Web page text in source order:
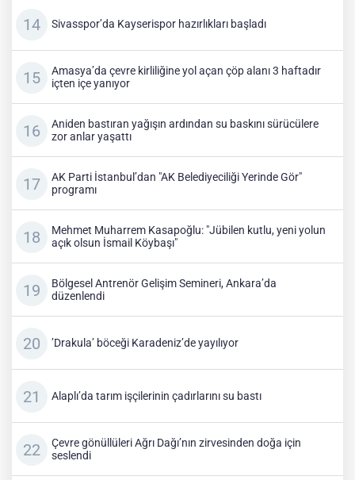
Sivasspor’da Kayserispor hazırlıkları başladı
Amasya’da çevre kirliliğine yol açan çöp alanı 3 haftadır
içten içe yanıyor
Aniden bastıran yağışın ardından su baskını sürücülere
zor anlar yaşattı
AK Parti İstanbul’dan "AK Belediyeciliği Yerinde Gör"
programı
Mehmet Muharrem Kasapoğlu: "Jübilen kutlu, yeni yolun
açık olsun İsmail Köybaşı"
Bölgesel Antrenör Gelişim Semineri, Ankara’da
düzenlendi
’Drakula’ böceği Karadeniz’de yayılıyor
Alaplı’da tarım işçilerinin çadırlarını su bastı
Çevre gönüllüleri Ağrı Dağı’nın zirvesinden doğa için
seslendi